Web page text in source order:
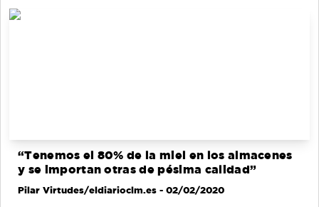
“Tenemos el 80% de la miel en los almacenes
y se importan otras de pésima calidad”
Pilar Virtudes/eldiarioclm.es - 02/02/2020